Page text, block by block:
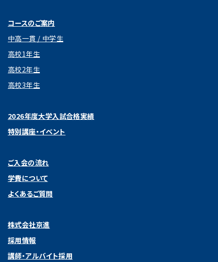
コースのご案内
中高一貫 / 中学生
高校1年生
高校2年生
高校3年生
2026年度大学入試合格実績
特別講座・イベント
ご入会の流れ
学費について
よくあるご質問
株式会社京進
採用情報
講師・アルバイト採用